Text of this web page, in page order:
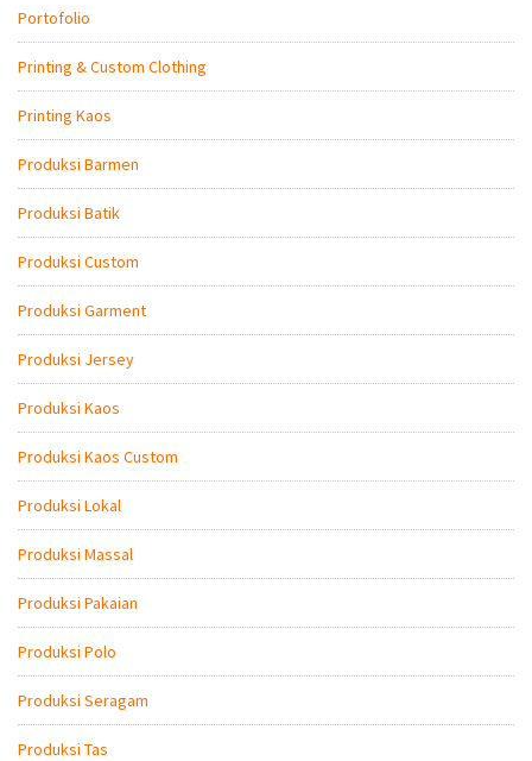
Portofolio
Printing & Custom Clothing
Printing Kaos
Produksi Barmen
Produksi Batik
Produksi Custom
Produksi Garment
Produksi Jersey
Produksi Kaos
Produksi Kaos Custom
Produksi Lokal
Produksi Massal
Produksi Pakaian
Produksi Polo
Produksi Seragam
Produksi Tas